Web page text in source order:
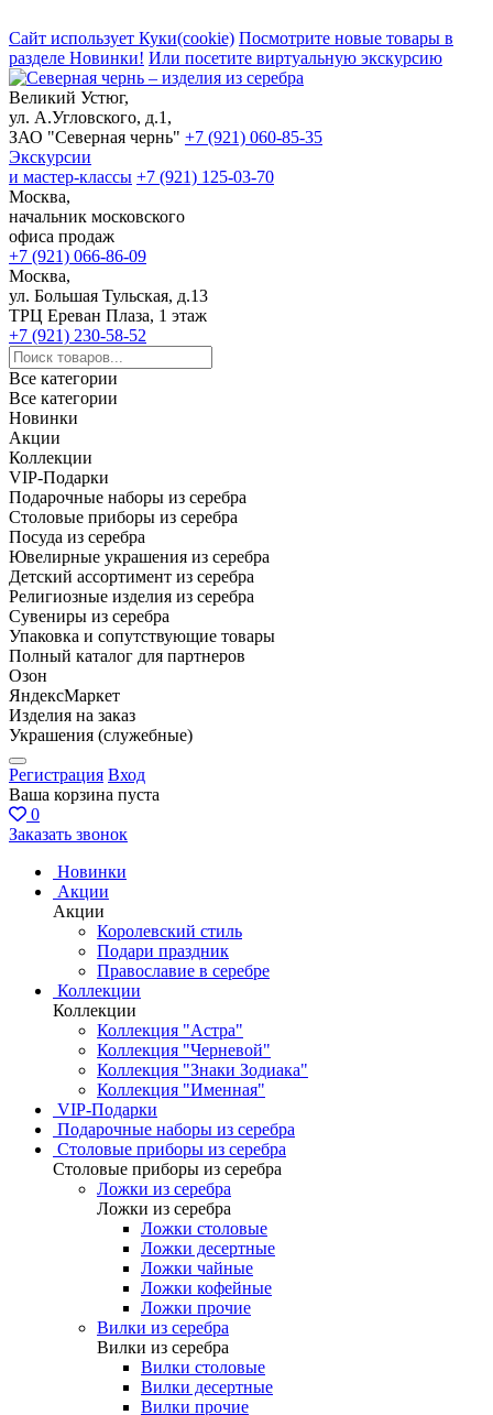
Сайт использует Куки(cookie) Посмотрите новые товары в
разделе Новинки! Или посетите виртуальную экскурсию
Великий Устюг,
ул. А.Угловского, д.1,
ЗАО "Северная чернь" +7 (921) 060-85-35
Экскурсии
и мастер-классы +7 (921) 125-03-70
Москва,
начальник московского
офиса продаж
+7 (921) 066-86-09
Москва,
ул. Большая Тульская, д.13
ТРЦ Ереван Плаза, 1 этаж
+7 (921) 230-58-52
Все категории
Все категории
Новинки
Акции
Коллекции
VIP-Подарки
Подарочные наборы из серебра
Столовые приборы из серебра
Посуда из серебра
Ювелирные украшения из серебра
Детский ассортимент из серебра
Религиозные изделия из серебра
Сувениры из серебра
Упаковка и сопутствующие товары
Полный каталог для партнеров
Озон
ЯндексМаркет
Изделия на заказ
Украшения (служебные)
Регистрация Вход
Ваша корзина пуста
0
Заказать звонок
Новинки
Акции
Акции
Королевский стиль
Подари праздник
Православие в серебре
Коллекции
Коллекции
Коллекция "Астра"
Коллекция "Черневой"
Коллекция "Знаки Зодиака"
Коллекция "Именная"
VIP-Подарки
Подарочные наборы из серебра
Столовые приборы из серебра
Столовые приборы из серебра
Ложки из серебра
Ложки из серебра
Ложки столовые
Ложки десертные
Ложки чайные
Ложки кофейные
Ложки прочие
Вилки из серебра
Вилки из серебра
Вилки столовые
Вилки десертные
Вилки прочие